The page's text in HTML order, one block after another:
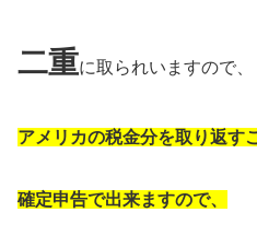
二重に取られいますので、
アメリカの税金分を取り返す
確定申告で出来ますので、